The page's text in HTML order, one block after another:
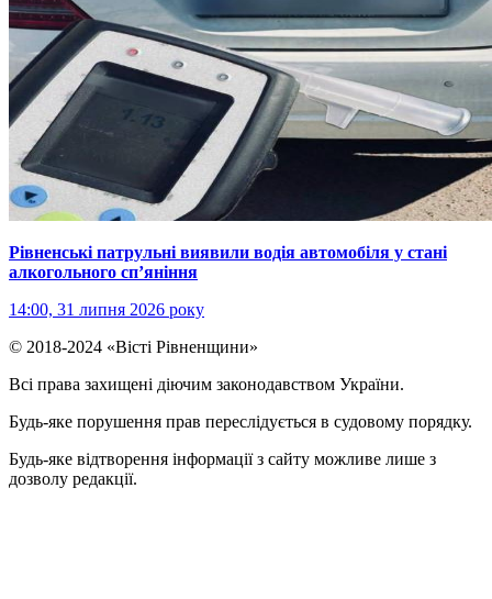
Рівненські патрульні виявили водія автомобіля у стані
алкогольного сп’яніння
14:00, 31 липня 2026 року
© 2018-2024 «Вісті Рівненщини»
Всі права захищені діючим законодавством України.
Будь-яке порушення прав переслідується в судовому порядку.
Будь-яке відтворення інформації з сайту можливе лише з
дозволу редакції.